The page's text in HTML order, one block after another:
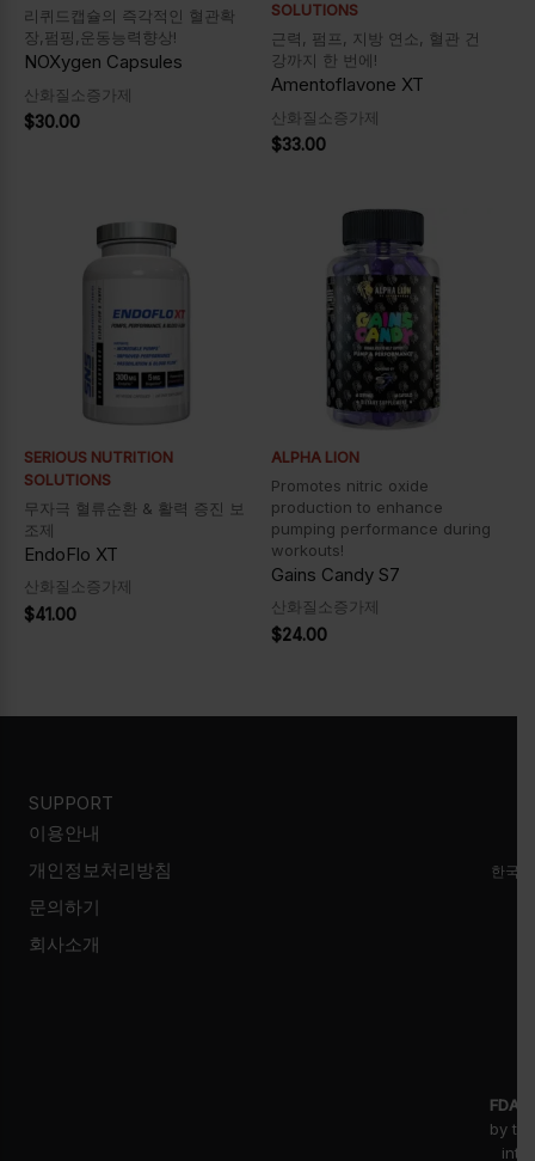
리퀴드캡슐의 즉각적인 혈관확
장,펌핑,운동능력향상!
NOXygen Capsules
산화질소증가제
$30.00
SOLUTIONS
근력, 펌프, 지방 연소, 혈관 건
강까지 한 번에!
Amentoflavone XT
산화질소증가제
$33.00
SERIOUS NUTRITION
SOLUTIONS
무자극 혈류순환 & 활력 증진 보
조제
EndoFlo XT
산화질소증가제
$41.00
ALPHA LION
Promotes nitric oxide
production to enhance
pumping performance during
workouts!
Gains Candy S7
산화질소증가제
$24.00
SUPPORT
이용안내
개인정보처리방침
문의하기
회사소개
한국
FDA
by